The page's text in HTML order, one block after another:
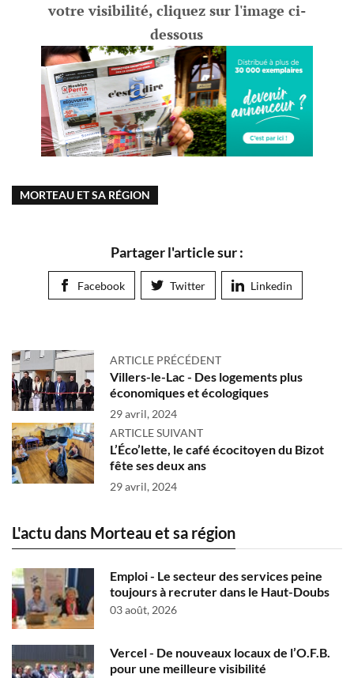
votre visibilité, cliquez sur l'image ci-
dessous
MORTEAU ET SA RÉGION
Partager l'article sur :
Facebook Twitter Linkedin
ARTICLE PRÉCÉDENT
Villers-le-Lac - Des logements plus
économiques et écologiques
29 avril, 2024
ARTICLE SUIVANT
L’Éco’lette, le café écocitoyen du Bizot
fête ses deux ans
29 avril, 2024
L'actu dans Morteau et sa région
Emploi - Le secteur des services peine
toujours à recruter dans le Haut-Doubs
03 août, 2026
Vercel - De nouveaux locaux de l’O.F.B.
pour une meilleure visibilité